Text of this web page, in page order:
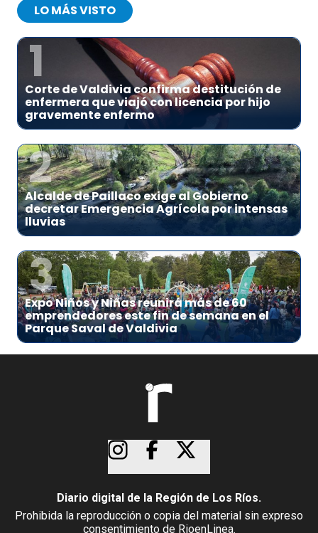
LO MÁS VISTO
1
Corte de Valdivia confirma destitución de
enfermera que viajó con licencia por hijo
gravemente enfermo
2
Alcalde de Paillaco exige al Gobierno
decretar Emergencia Agrícola por intensas
lluvias
3
Expo Niños y Niñas reunirá más de 60
emprendedores este fin de semana en el
Parque Saval de Valdivia
Diario digital de la Región de Los Ríos.
Prohibida la reproducción o copia del material sin expreso
consentimiento de RioenLinea.